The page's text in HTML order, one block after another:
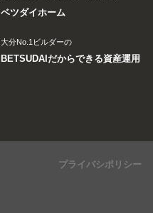
ベツダイホーム
大分No.1ビルダーの
BETSUDAIだからできる資産運用
プライバシポリシー